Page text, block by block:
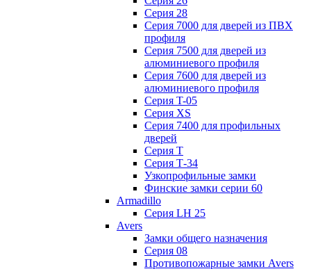
Серия 28
Серия 7000 для дверей из ПВХ
профиля
Серия 7500 для дверей из
алюминиевого профиля
Серия 7600 для дверей из
алюминиевого профиля
Серия T-05
Серия XS
Серия 7400 для профильных
дверей
Серия Т
Серия Т-34
Узкопрофильные замки
Финские замки серии 60
Armadillo
Серия LH 25
Avers
Замки общего назначения
Серия 08
Противопожарные замки Avers